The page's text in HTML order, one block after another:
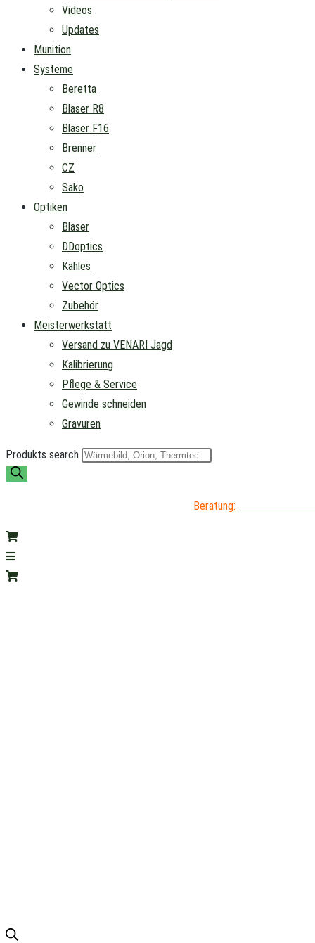
Videos
Updates
Munition
Systeme
Beretta
Blaser R8
Blaser F16
Brenner
CZ
Sako
Optiken
Blaser
DDoptics
Kahles
Vector Optics
Zubehör
Meisterwerkstatt
Versand zu VENARI Jagd
Kalibrierung
Pflege & Service
Gewinde schneiden
Gravuren
Produkts search
Beratung: